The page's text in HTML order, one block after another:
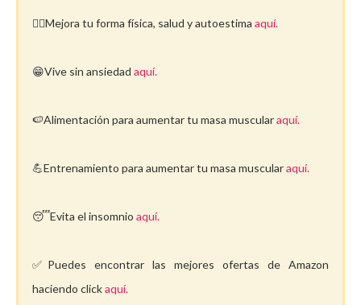
🤸‍♀️Mejora tu forma física, salud y autoestima aquí.
😁Vive sin ansiedad aquí.
🍉Alimentación para aumentar tu masa muscularaquí.
💪Entrenamiento para aumentar tu masa muscularaquí.
😴Evita el insomnio aquí.
✅Puedes encontrar las mejores ofertas de Amazon
haciendo clickaquí.